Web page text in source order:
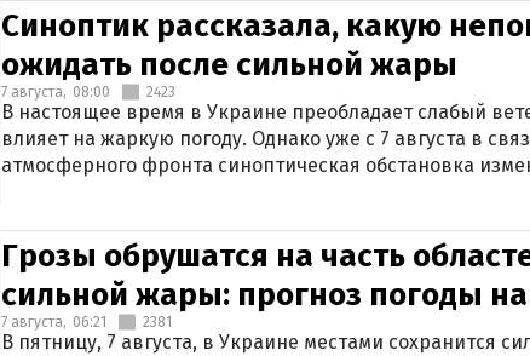
Синоптик рассказала, какую
ожидать после сильной жары
7 августа, 08:00 2423
В настоящее время в Украине преобладает слабый
влияет на жаркую погоду. Однако уже с 7 августа в
атмосферного фронта синоптическая обстановка
Грозы обрушатся на часть
сильной жары: прогноз погоды на
7 августа, 06:21 2381
В пятницу, 7 августа, в Украине местами сохранится